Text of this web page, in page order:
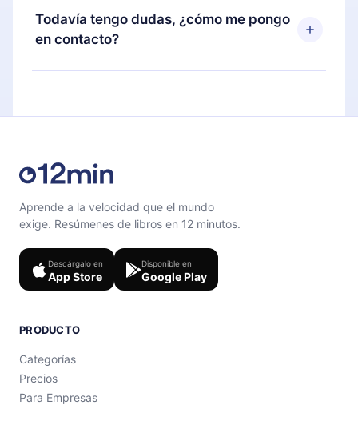
También puedes leer o escuchar tus títulos
favoritos sin conexión y desafiarte con un
puedes cancelar en cualquier momento y el
próximo ciclo de facturación no ocurrirá.
Todavía tengo dudas, ¿cómo me pongo
en contacto?
Siéntete libre de contactarnos en
Aprende a la velocidad que el mundo
exige. Resúmenes de libros en 12 minutos.
Descárgalo en
App Store
Disponible en
Google Play
PRODUCTO
Categorías
Precios
Para Empresas